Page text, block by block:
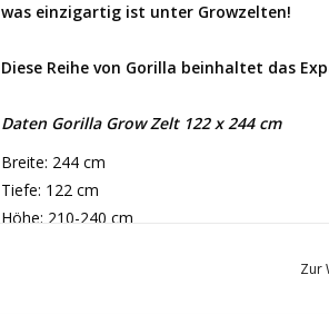
was einzigartig ist unter Growzelten!
Diese Reihe von Gorilla beinhaltet das
Daten Gorilla Grow Zelt 122 x 244 cm
Breite: 244 cm
Tiefe: 122 cm
Höhe: 210-240 cm
Zur